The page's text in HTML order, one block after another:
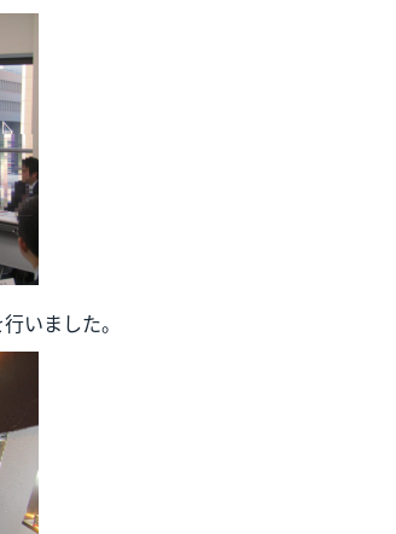
いました。